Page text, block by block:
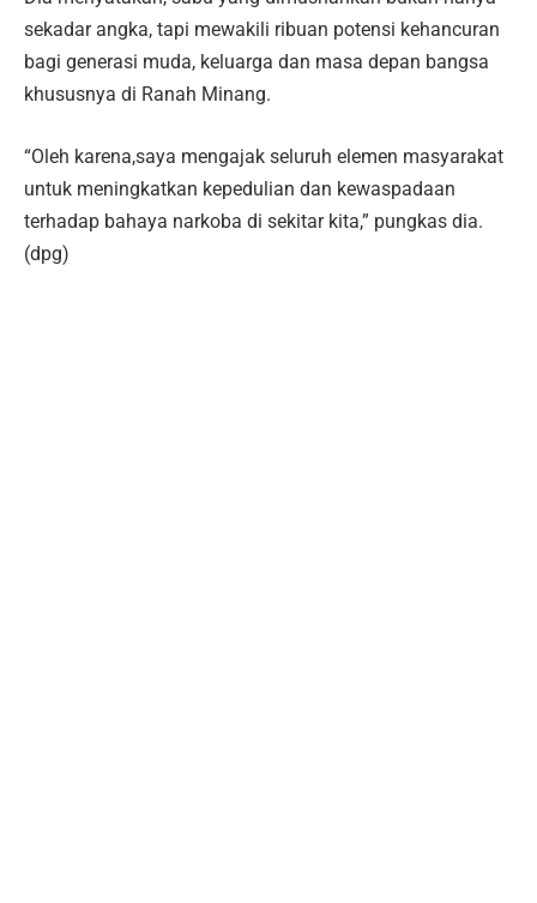
sekadar angka, tapi mewakili ribuan potensi kehancuran
bagi generasi muda, keluarga dan masa depan bangsa
khususnya di Ranah Minang.
“Oleh karena,saya mengajak seluruh elemen masyarakat
untuk meningkatkan kepedulian dan kewaspadaan
terhadap bahaya narkoba di sekitar kita,” pungkas dia.
(dpg)